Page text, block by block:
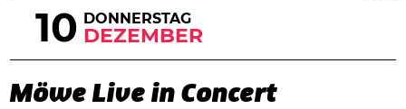
10 DONNERSTAG
DEZEMBER
Möwe Live in Concert